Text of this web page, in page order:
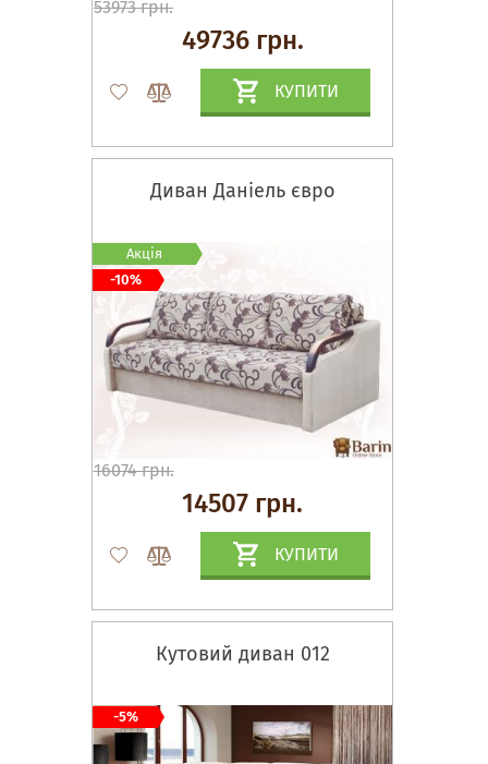
53973 грн.
49736 грн.
КУПИТИ
Диван Даніель євро
16074 грн.
14507 грн.
КУПИТИ
Акція
-10%
Кутовий диван 012
-5%